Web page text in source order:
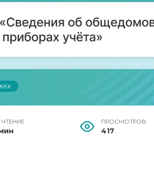
ЧТЕНИЕ ПРОСМОТРОВ
417